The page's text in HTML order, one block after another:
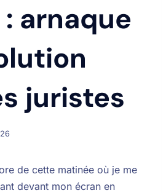
arnaque
juristes
de cette matinée où je me
devant mon écran en